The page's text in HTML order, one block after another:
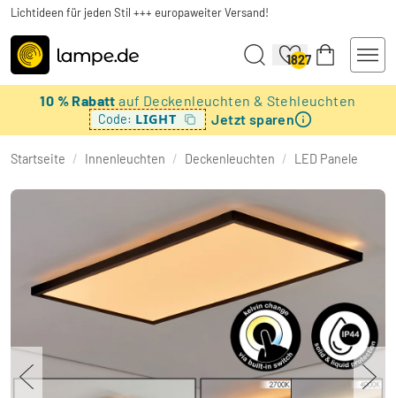
Lichtideen für jeden Stil +++ europaweiter Versand!
1827
10 % Rabattauf Deckenleuchten & Stehleuchten
Code: LIGHT Jetzt sparen
Startseite / Innenleuchten / Deckenleuchten / LED Panele